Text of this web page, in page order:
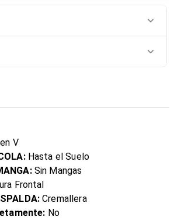
V
Hasta el Suelo
Sin Mangas
Frontal
Cremallera
No